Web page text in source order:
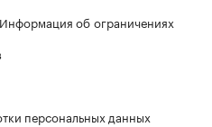
Информация об ограничениях
персональных данных